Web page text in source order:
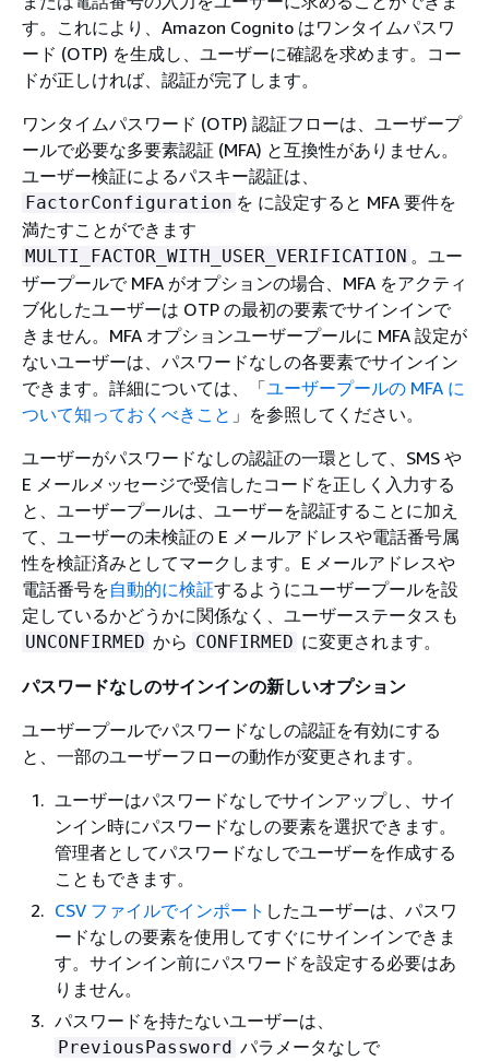
す。これにより、Amazon Cognito はワンタイムパスワ
ード (OTP) を生成し、ユーザーに確認を求めます。コー
ドが正しければ、認証が完了します。
ワンタイムパスワード (OTP) 認証フローは、ユーザープ
ールで必要な多要素認証 (MFA) と互換性がありません。
ユーザー検証によるパスキー認証は、
FactorConfiguration を に設定すると MFA 要件を
満たすことができます
MULTI_FACTOR_WITH_USER_VERIFICATION 。ユー
ザープールで MFA がオプションの場合、MFA をアクティ
ブ化したユーザーは OTP の最初の要素でサインインで
きません。MFA オプションユーザープールに MFA 設定が
ないユーザーは、パスワードなしの各要素でサインイン
できます。詳細については、「ユーザープールの MFA に
ついて知っておくべきこと 」を参照してください。
ユーザーがパスワードなしの認証の一環として、SMS や
E メールメッセージで受信したコードを正しく入力する
と、ユーザープールは、ユーザーを認証することに加え
て、ユーザーの未検証の E メールアドレスや電話番号属
性を検証済みとしてマークします。E メールアドレスや
電話番号を自動的に検証するようにユーザープールを設
定しているかどうかに関係なく、ユーザーステータスも
UNCONFIRMED から CONFIRMED に変更されます。
パスワードなしのサインインの新しいオプション
ユーザープールでパスワードなしの認証を有効にする
と、一部のユーザーフローの動作が変更されます。
ユーザーはパスワードなしでサインアップし、サイ
ンイン時にパスワードなしの要素を選択できます。
管理者としてパスワードなしでユーザーを作成する
こともできます。
CSV ファイルでインポート したユーザーは、パスワ
ードなしの要素を使用してすぐにサインインできま
す。サインイン前にパスワードを設定する必要はあ
りません。
パスワードを持たないユーザーは、
PreviousPassword パラメータなしで